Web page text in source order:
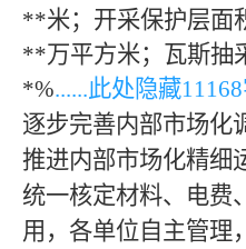
**米；开采保护层面
**万平方米；瓦斯抽
*%......此处隐藏11168
逐步完善内部市场化
推进内部市场化精细
统一核定材料、电费
用，各单位自主管理